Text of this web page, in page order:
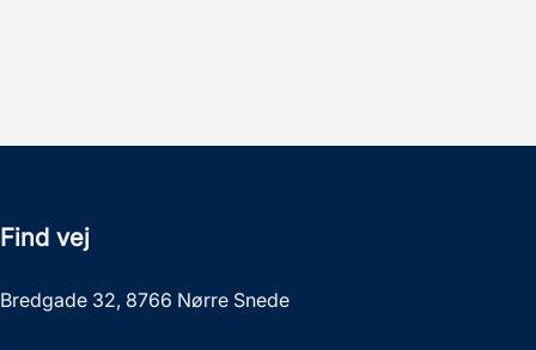
Find vej
Bredgade 32, 8766 Nørre Snede